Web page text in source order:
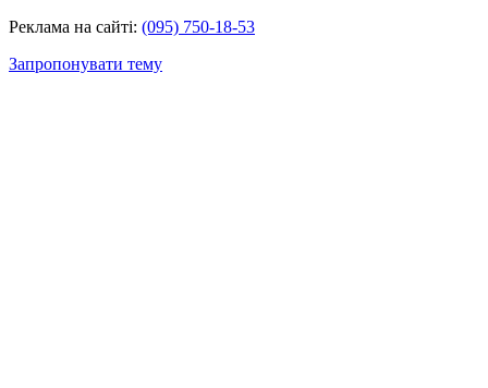
Реклама на сайті: (095) 750-18-53
Запропонувати тему